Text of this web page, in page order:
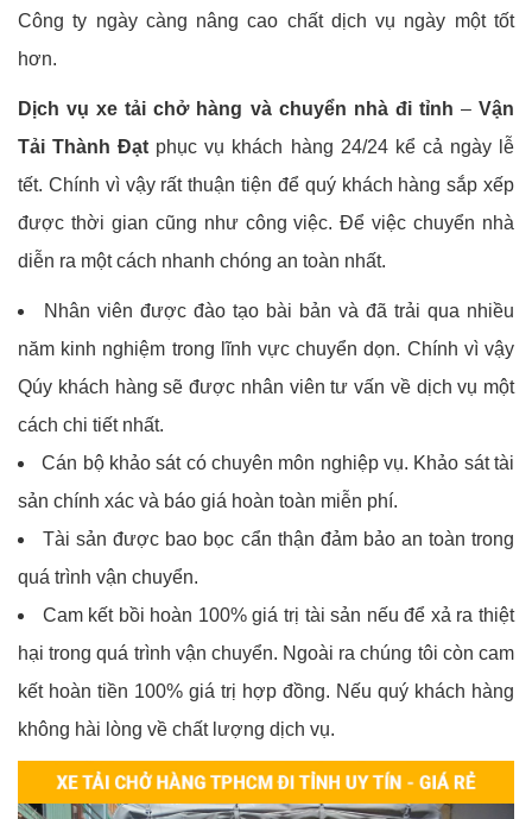
Công ty ngày càng nâng cao chất dịch vụ ngày một tốt
hơn.
Dịch vụ xe tải chở hàng và chuyển nhà đi tỉnh –Vận
Tải Thành Đạt phục vụ khách hàng 24/24 kể cả ngày lễ
tết. Chính vì vậy rất thuận tiện để quý khách hàng sắp xếp
được thời gian cũng như công việc. Để việc chuyển nhà
diễn ra một cách nhanh chóng an toàn nhất.
Nhân viên được đào tạo bài bản và đã trải qua nhiều
năm kinh nghiệm trong lĩnh vực chuyển dọn. Chính vì vậy
Qúy khách hàng sẽ được nhân viên tư vấn về dịch vụ một
cách chi tiết nhất.
Cán bộ khảo sát có chuyên môn nghiệp vụ. Khảo sát tài
sản chính xác và báo giá hoàn toàn miễn phí.
Tài sản được bao bọc cẩn thận đảm bảo an toàn trong
quá trình vận chuyển.
Cam kết bồi hoàn 100% giá trị tài sản nếu để xả ra thiệt
hại trong quá trình vận chuyển. Ngoài ra chúng tôi còn cam
kết hoàn tiền 100% giá trị hợp đồng. Nếu quý khách hàng
không hài lòng về chất lượng dịch vụ.